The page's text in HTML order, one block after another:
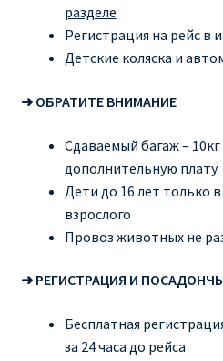
разделе
Регистрация на рейс в
Детские коляска и
➜ ОБРАТИТЕ ВНИМАНИЕ
Сдаваемый багаж – 10кг
дополнительную плату
Дети до 16 лет только
взрослого
Провоз животных не
➜ РЕГИСТРАЦИЯ И
Бесплатная
за 24 часа до рейса